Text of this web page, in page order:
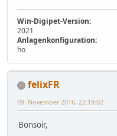
Win-Digipet-Version:
2021
Anlagenkonfiguration:
ho
felixFR
09. November 2016, 22:19:02
Bonsoir,